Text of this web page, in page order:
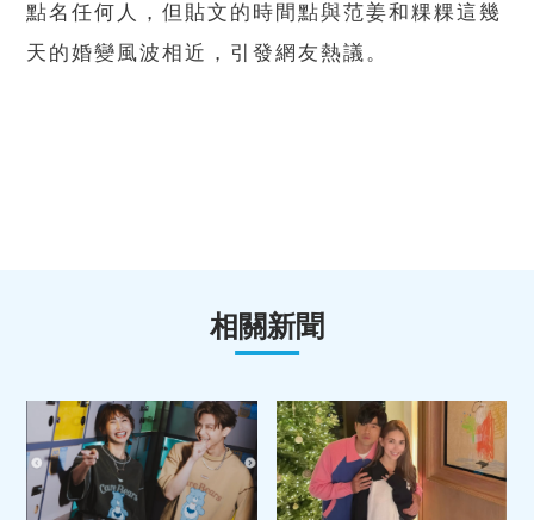
點名任何人，但貼文的時間點與范姜和粿粿這幾
天的婚變風波相近，引發網友熱議。
相關新聞